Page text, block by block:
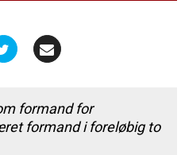
formand for
formand i foreløbig to